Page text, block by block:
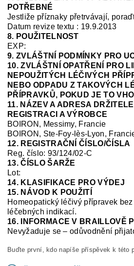
POTŘEBNÉ
Jestliže příznaky přetrvávají,
Datum revize textu : 19.9.2013
8. POUŽITELNOST
EXP:
9. ZVLÁŠTNÍ PODMÍNKY PRO
10. ZVLÁŠTNÍ OPATŘENÍ PRO
NEPOUŽITÝCH LÉČIVÝCH
NEBO ODPADU Z TAKOVÝCH
PŘÍPRAVKŮ, POKUD JE TO
11. NÁZEV A ADRESA
REGISTRACI A VÝROBCE
BOIRON, Messimy, Francie
BOIRON, Ste-Foy- lès-Lyon,
12. REGISTRAČNÍ ČÍSLO/ČÍSLA
Reg. číslo: 93/124/02-C
13. ČÍSLO ŠARŽE
Lot:
14. KLASIFIKACE PRO VÝDEJ
15. NÁVOD K POUŽITÍ
Homeopatický léčivý přípravek
léčebných indikací.
16. INFORMACE V BRAILLOVĚ
Nevyžaduje se – odůvodnění
Buďte první, kdo napíše příspěvek k této